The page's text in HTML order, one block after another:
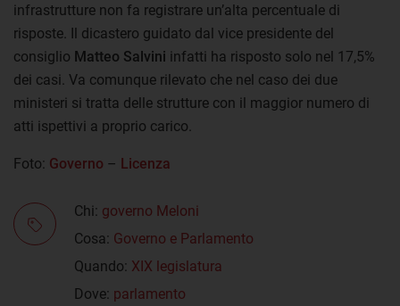
infrastrutture non fa registrare un’alta percentuale di
risposte. Il dicastero guidato dal vice presidente del
consiglio Matteo Salvini infatti ha risposto solo nel 17,5%
dei casi. Va comunque rilevato che nel caso dei due
ministeri si tratta delle strutture con il maggior numero di
atti ispettivi a proprio carico.
Foto: Governo – Licenza
Chi: governo Meloni
Cosa: Governo e Parlamento
Quando: XIX legislatura
Dove: parlamento